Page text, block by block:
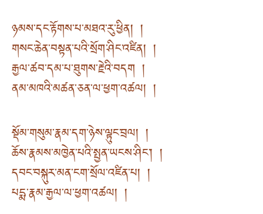
ཉམས་དང་རྟོགས་པ་མཐའ་རུ་ཕྱིན། །
གསང་ཆེན་བསྟན་པའི་སྲོག་ཤིང་འཛིན། །
རྒྱལ་ཚབ་དམ་པ་ཐུགས་རྗེའི་བདག །
ནམ་མཁའི་མཚན་ཅན་ལ་ཕྱག་འཚལ། །
སྡོམ་གསུམ་རྣམ་དག་ཉེས་ལྟུང་བྲལ། །
ཆོས་རྣམས་མཁྱེན་པའི་སྤྱན་ཡངས་ཤིང༌། །
དབང་བསྐུར་མན་ངག་སྲོལ་འཛིན་པ། །
པདྨ་རྣམ་རྒྱལ་ལ་ཕྱག་འཚལ། །